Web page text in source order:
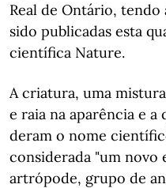
Real de Ontário,
sido publicadas esta
científica Nature.
A criatura, uma
e raia na aparência e
deram o nome
considerada "um novo
artrópode, grupo de